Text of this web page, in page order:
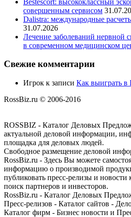
совершенным сервисом
Dalistra: международные
31.07.2026
Лечение заболеваний нервной
в современном медицинском
Свежие комментарии
Игрок к записи Как выиграть в
RossBiz.ru © 2006-2016
ROSSBIZ - Каталог Деловых
актуальной деловой информации,
площадка для деловых людей.
Свободное размещение деловой
RossBiz.ru - Здесь Вы можете
информацию о производимой
публиковать пресс-релизы и
поиск партнеров и инвесторов.
RossBiz.ru - Каталог Деловых
Пресс-релизов - Каталог сайтов -
Каталог фирм - Бизнес новости и